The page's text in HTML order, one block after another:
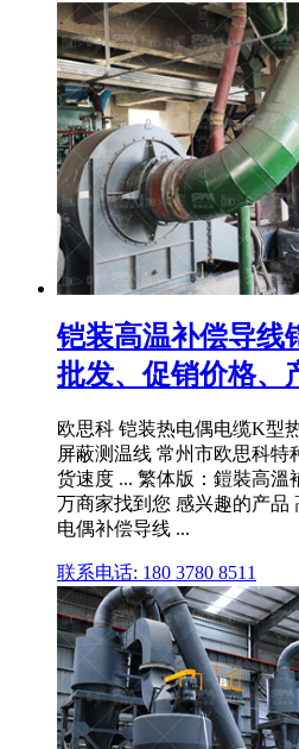
铠装高温补偿导线
批发、促销价格、
欧思科 铠装热电偶电缆K型
屏蔽测温线 常州市欧思科特
货速度 ... 繁体版：鎧裝高溫
万商家找到您 感兴趣的产品
电偶补偿导线 ...
联系电话: 180 3780 8511